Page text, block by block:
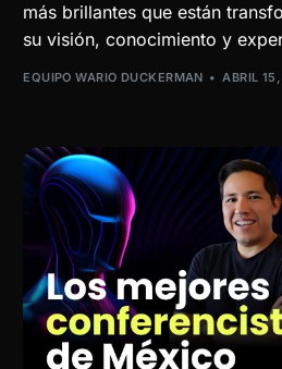
más brillantes que están
su visión, conocimiento y
EQUIPO WARIO DUCKERMAN ABRIL